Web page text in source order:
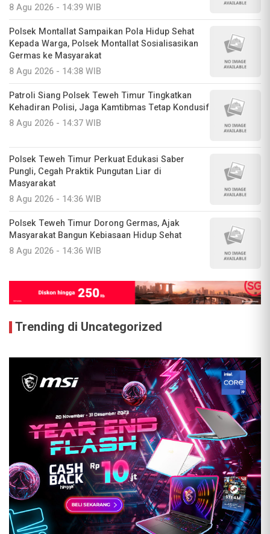
8 Agu 2026 - 14:39 WIB
Polsek Montallat Sampaikan Pola Hidup Sehat
Kepada Warga, Polsek Montallat Sosialisasikan
Germas ke Masyarakat
8 Agu 2026 - 14:38 WIB
Patroli Siang Polsek Teweh Timur Tingkatkan
Kehadiran Polisi, Jaga Kamtibmas Tetap Kondusif
8 Agu 2026 - 14:37 WIB
Polsek Teweh Timur Perkuat Edukasi Saber
Pungli, Cegah Praktik Pungutan Liar di
Masyarakat
8 Agu 2026 - 14:36 WIB
Polsek Teweh Timur Dorong Germas, Ajak
Masyarakat Bangun Kebiasaan Hidup Sehat
8 Agu 2026 - 14:36 WIB
Trending di Uncategorized